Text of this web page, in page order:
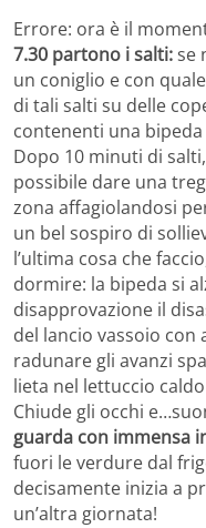
Errore: ora è il
7.30 partono i salti:se
un coniglio e con
di tali salti su delle
contenenti una
Dopo 10 minuti di
possibile dare una
zona affagiolandosi
un bel sospiro di
l’ultima cosa che
dormire: la bipeda si
disapprovazione il
del lancio vassoio con
radunare gli avanzi
lieta nel lettuccio
Chiude gli occhi
guarda con immensa
fuori le verdure dal
decisamente inizia a
un’altra giornata!